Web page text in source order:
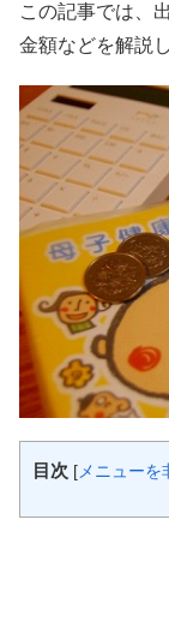
この記事では、
金額などを解説
目次 [ メニューを